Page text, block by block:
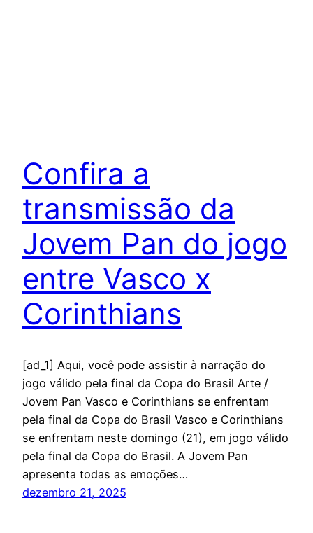
Confira a
transmissão da
Jovem Pan do jogo
entre Vasco x
Corinthians
[ad_1] Aqui, você pode assistir à narração do
jogo válido pela final da Copa do Brasil Arte /
Jovem Pan Vasco e Corinthians se enfrentam
pela final da Copa do Brasil Vasco e Corinthians
se enfrentam neste domingo (21), em jogo válido
pela final da Copa do Brasil. A Jovem Pan
apresenta todas as emoções…
dezembro 21, 2025